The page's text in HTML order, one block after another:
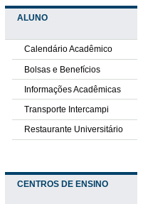
ALUNO
Calendário Acadêmico
Bolsas e Benefícios
Informações Acadêmicas
Transporte Intercampi
Restaurante Universitário
CENTROS DE ENSINO